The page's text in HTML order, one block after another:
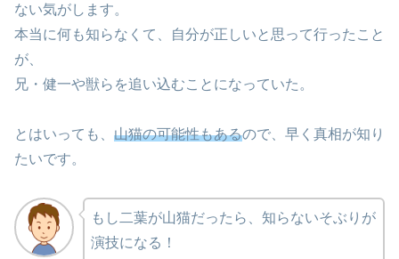
ない気がします。
本当に何も知らなくて、自分が正しいと思って行ったこと
が、
兄・健一や獣らを追い込むことになっていた。
とはいっても、 山猫の可能性もあるので、早く真相が知り
たいです。
もし二葉が山猫だったら、知らないそぶりが
演技になる！